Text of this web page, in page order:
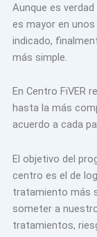
Aunque es
es mayor en
indicado,
más simple.
En Centro FiVER
hasta la más
acuerdo a cada
El objetivo del
centro es el de
tratamiento más
someter a
tratamientos,